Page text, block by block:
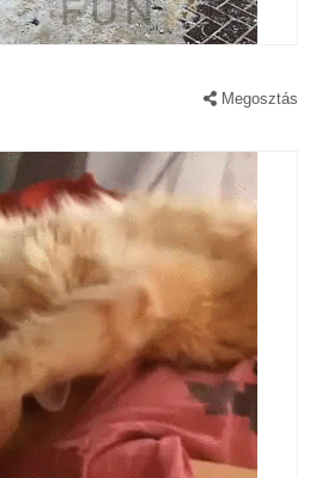
Megosztás